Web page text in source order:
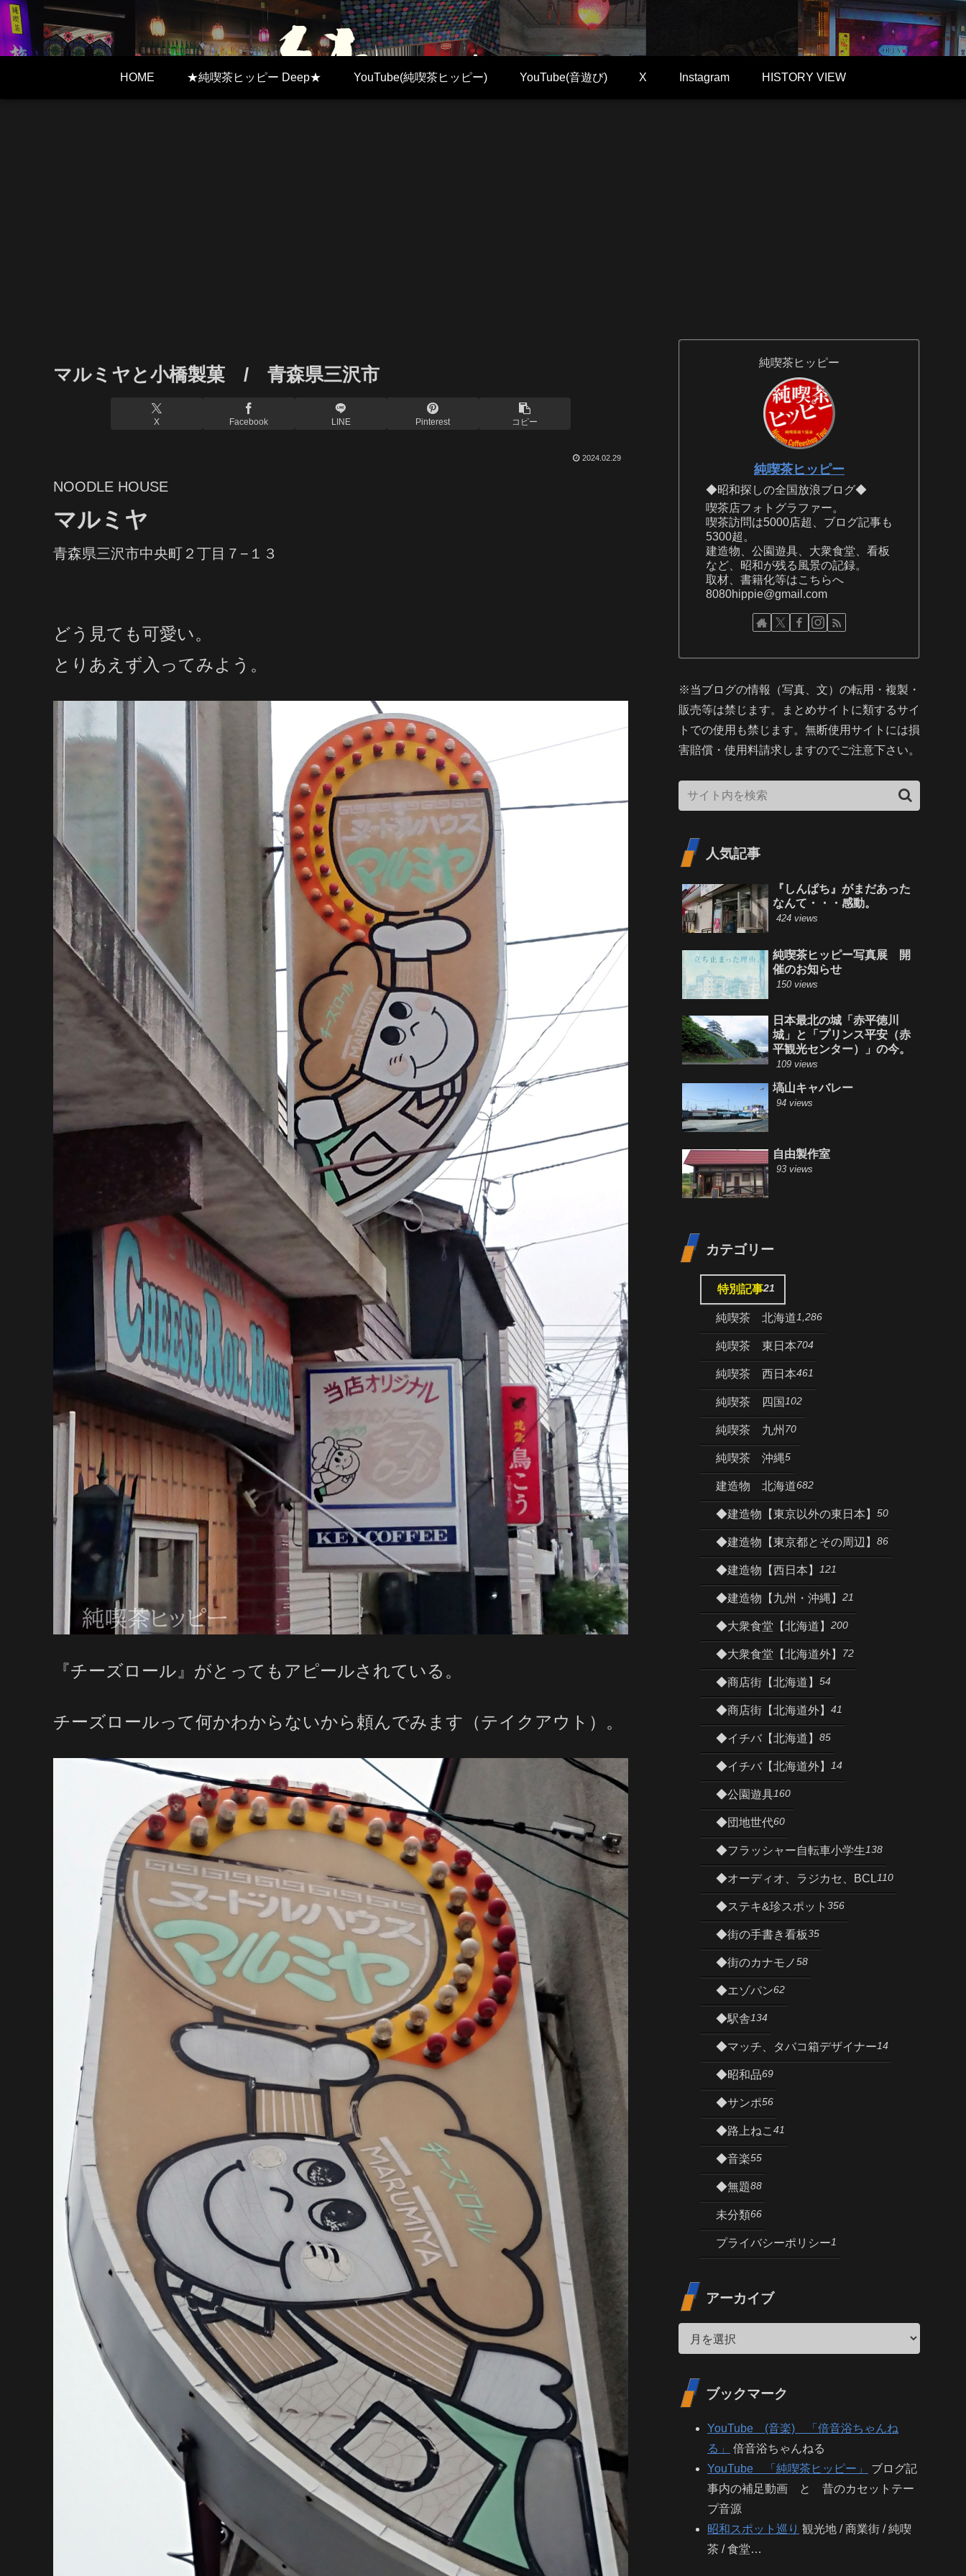
HOME ★純喫茶ヒッピー Deep★ YouTube(純喫茶ヒッピー) YouTube(音遊び) X Instagram HISTORY VIEW
マルミヤと小橋製菓 / 青森県三沢市
X Facebook LINE Pinterest コピー
2024.02.29
NOODLE HOUSE
マルミヤ
青森県三沢市中央町２丁目７−１３
どう見ても可愛い。
とりあえず入ってみよう。
『チーズロール』がとってもアピールされている。
チーズロールって何かわからないから頼んでみます（テイクアウト）。
純喫茶ヒッピー
純喫茶ヒッピー
◆昭和探しの全国放浪ブログ◆
喫茶店フォトグラファー。
喫茶訪問は5000店超、ブログ記事も
5300超。
建造物、公園遊具、大衆食堂、看板
など、昭和が残る風景の記録。
取材、書籍化等はこちらへ
8080hippie@gmail.com
※当ブログの情報（写真、文）の転用・複製・
販売等は禁じます。まとめサイトに類するサイ
トでの使用も禁じます。無断使用サイトには損
害賠償・使用料請求しますのでご注意下さい。
人気記事
『しんぱち』がまだあった
なんて・・・感動。
424 views
純喫茶ヒッピー写真展 開
催のお知らせ
150 views
日本最北の城「赤平徳川
城」と「プリンス平安（赤
平観光センター）」の今。
109 views
塙山キャバレー
94 views
自由製作室
93 views
カテゴリー
特別記事21
純喫茶 北海道1,286
純喫茶 東日本704
純喫茶 西日本461
純喫茶 四国 102
純喫茶 九州 70
純喫茶 沖縄5
建造物 北海道682
◆建造物【東京以外の東日本】 50
◆建造物【東京都とその周辺】 86
◆建造物【西日本】 121
◆建造物【九州・沖縄】 21
◆大衆食堂【北海道】 200
◆大衆食堂【北海道外】 72
◆商店街【北海道】 54
◆商店街【北海道外】 41
◆イチバ【北海道】 85
◆イチバ【北海道外】 14
◆公園遊具160
◆団地世代60
◆フラッシャー自転車小学生138
◆オーディオ、ラジカセ、BCL110
◆ステキ&珍スポット 356
◆街の手書き看板35
◆街のカナモノ58
◆エゾパン62
◆駅舎134
◆マッチ、タバコ箱デザイナー14
◆昭和品69
◆サンポ56
◆路上ねこ 41
◆音楽55
◆無題88
未分類66
プライバシーポリシー1
アーカイブ
ブックマーク
YouTube (音楽) 「倍音浴ちゃんね
る」
倍音浴ちゃんねる
YouTube 「純喫茶ヒッピー」
ブログ記
事内の補足動画 と 昔のカセットテー
プ音源
昭和スポット巡り 観光地 / 商業街 / 純喫
茶 / 食堂…